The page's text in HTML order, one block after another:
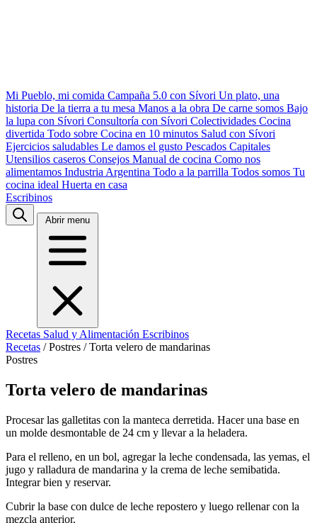
Mi Pueblo, mi comida Campaña 5.0 con Sívori Un plato, una
historia De la tierra a tu mesa Manos a la obra De carne somos Bajo
la lupa con Sívori Consultoría con Sívori Colectividades Cocina
divertida Todo sobre Cocina en 10 minutos Salud con Sívori
Ejercicios saludables Le damos el gusto Pescados Capitales
Utensilios caseros Consejos Manual de cocina Como nos
alimentamos Industria Argentina Todo a la parrilla Todos somos Tu
cocina ideal Huerta en casa
Escribinos
Abrir menu
Recetas Salud y Alimentación Escribinos
Recetas / Postres / Torta velero de mandarinas
Postres
Torta velero de mandarinas
Procesar las galletitas con la manteca derretida. Hacer una base en
un molde desmontable de 24 cm y llevar a la heladera.
Para el relleno, en un bol, agregar la leche condensada, las yemas, el
jugo y ralladura de mandarina y la crema de leche semibatida.
Integrar bien y reservar.
Cubrir la base con dulce de leche repostero y luego rellenar con la
mezcla anterior.